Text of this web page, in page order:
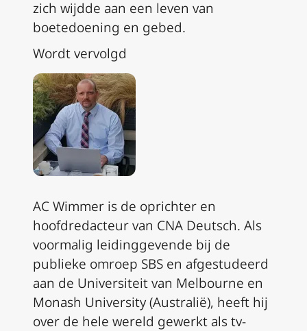
zich wijdde aan een leven van
boetedoening en gebed.
Wordt vervolgd
AC Wimmer is de oprichter en
hoofdredacteur van CNA Deutsch. Als
voormalig leidinggevende bij de
publieke omroep SBS en afgestudeerd
aan de Universiteit van Melbourne en
Monash University (Australië), heeft hij
over de hele wereld gewerkt als tv-